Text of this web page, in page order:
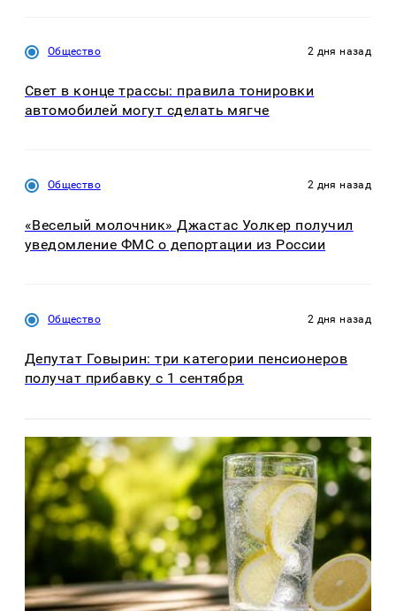
Общество 2 дня назад
Свет в конце трассы: правила тонировки
автомобилей могут сделать мягче
Общество 2 дня назад
«Веселый молочник» Джастас Уолкер получил
уведомление ФМС о депортации из России
Общество 2 дня назад
Депутат Говырин: три категории пенсионеров
получат прибавку с 1 сентября